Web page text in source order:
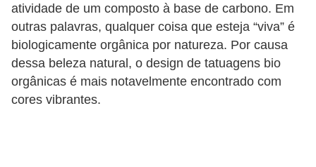
atividade de um composto à base de carbono. Em
outras palavras, qualquer coisa que esteja “viva” é
biologicamente orgânica por natureza. Por causa
dessa beleza natural, o design de tatuagens bio
orgânicas é mais notavelmente encontrado com
cores vibrantes.
s
f
í
s
i